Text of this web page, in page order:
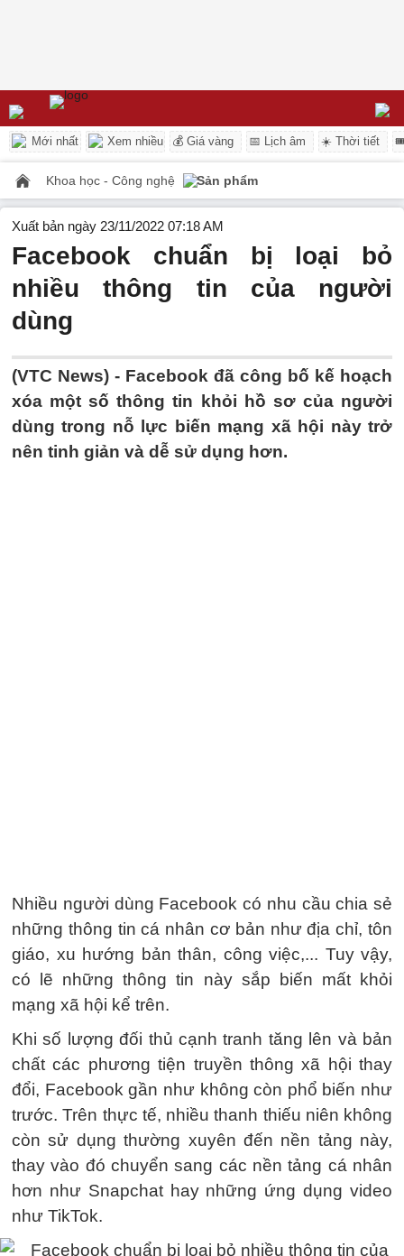
Mới nhất Xem nhiều 💰 Giá vàng 📅 Lịch âm ☀️ Thời tiết
Khoa học - Công nghệ Sản phẩm
Xuất bản ngày 23/11/2022 07:18 AM
Facebook chuẩn bị loại bỏ
nhiều thông tin của người
dùng
(VTC News) - Facebook đã công bố kế hoạch
xóa một số thông tin khỏi hồ sơ của người
dùng trong nỗ lực biến mạng xã hội này trở
nên tinh giản và dễ sử dụng hơn.
Nhiều người dùng Facebook có nhu cầu chia sẻ
những thông tin cá nhân cơ bản như địa chỉ, tôn
giáo, xu hướng bản thân, công việc,... Tuy vậy,
có lẽ những thông tin này sắp biến mất khỏi
mạng xã hội kể trên.
Khi số lượng đối thủ cạnh tranh tăng lên và bản
chất các phương tiện truyền thông xã hội thay
đổi, Facebook gần như không còn phổ biến như
trước. Trên thực tế, nhiều thanh thiếu niên không
còn sử dụng thường xuyên đến nền tảng này,
thay vào đó chuyển sang các nền tảng cá nhân
hơn như Snapchat hay những ứng dụng video
như TikTok.